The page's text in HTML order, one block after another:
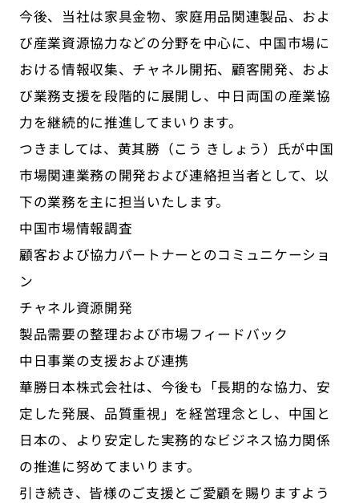
今後、当社は家具金物、家庭用品関連製品、およ
び産業資源協力などの分野を中心に、中国市場に
おける情報収集、チャネル開拓、顧客開発、およ
び業務支援を段階的に展開し、中日両国の産業協
力を継続的に推進してまいります。
つきましては、黄其勝（こう きしょう）氏が中国
市場関連業務の開発および連絡担当者として、以
下の業務を主に担当いたします。
中国市場情報調査
顧客および協力パートナーとのコミュニケーショ
ン
チャネル資源開発
製品需要の整理および市場フィードバック
中日事業の支援および連携
華勝日本株式会社は、今後も「長期的な協力、安
定した発展、品質重視」を経営理念とし、中国と
日本の、より安定した実務的なビジネス協力関係
の推進に努めてまいります。
引き続き、皆様のご支援とご愛顧を賜りますよう